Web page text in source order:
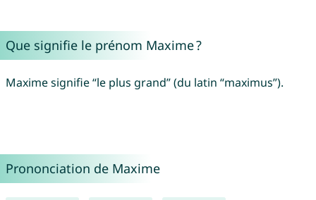
Que signifie le prénom Maxime ?
Maxime signifie “le plus grand” (du latin “maximus”).
Prononciation de Maxime